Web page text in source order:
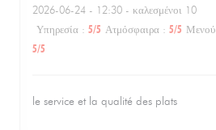
2026-06-24 - 12:30 - καλεσμένοι 10
Υπηρεσία : 5/5 Ατμόσφαιρα : 5/5 Μενού
5/5
le service et la qualité des plats